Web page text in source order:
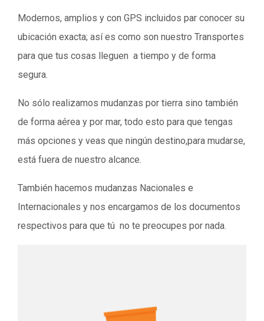
Modernos, amplios y con GPS incluidos par conocer su
ubicación exacta; así es como son nuestro Transportes
para que tus cosas lleguen a tiempo y de forma
segura.
No sólo realizamos mudanzas por tierra sino también
de forma aérea y por mar, todo esto para que tengas
más opciones y veas que ningún destino,para mudarse,
está fuera de nuestro alcance.
También hacemos mudanzas Nacionales e
Internacionales y nos encargamos de los documentos
respectivos para que tú no te preocupes por nada.